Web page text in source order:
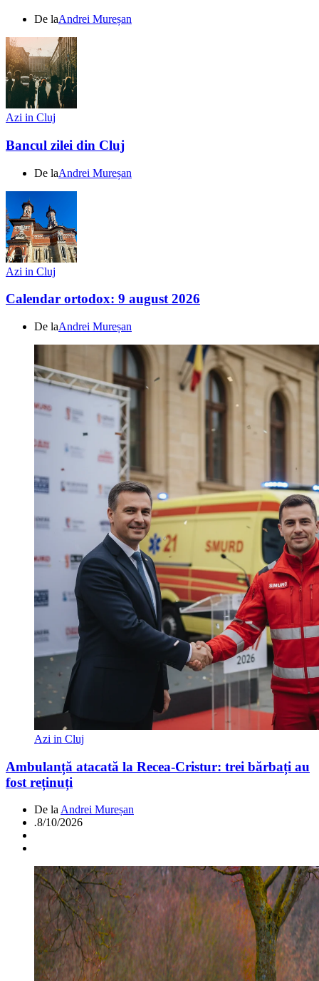
De laAndrei Mureșan
Azi in Cluj
Bancul zilei din Cluj
De laAndrei Mureșan
Azi in Cluj
Calendar ortodox: 9 august 2026
De laAndrei Mureșan
Azi in Cluj
Ambulanță atacată la Recea-Cristur: trei bărbați au
fost reținuți
De la Andrei Mureșan
.8/10/2026